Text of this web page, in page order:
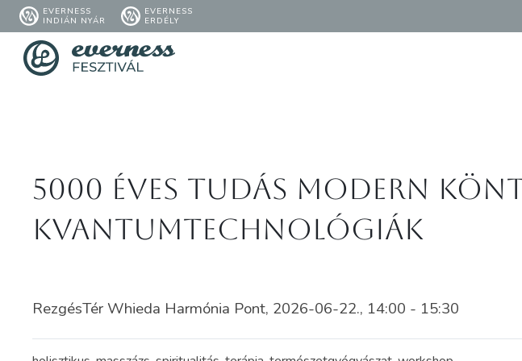
EVERNESS
INDIÁN NYÁR
EVERNESS
ERDÉLY
5000 éves tudás Modern
kvantumtechnológiák
RezgésTér Whieda Harmónia Pont, 2026-06-22., 14:00 - 15:30